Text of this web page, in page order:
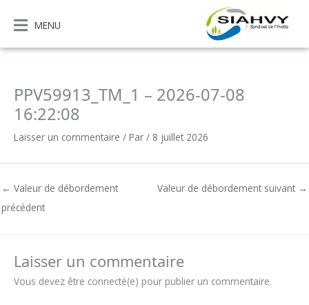
contenu
MENU
PPV59913_TM_1 – 2026-07-08
16:22:08
Laisser un commentaire / Par / 8 juillet 2026
← Valeur de débordement
précédent
Valeur de débordement suivant →
Laisser un commentaire
Vous devez être connecté(e) pour publier un commentaire.